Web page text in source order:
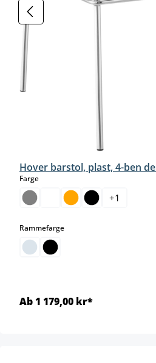
Hover barstol, plast, 4-ben
Fargeselect
+1
Rammefargeselect
Ab 1 179,00 kr*